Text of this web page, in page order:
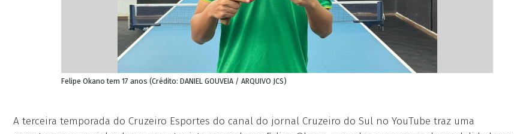
Felipe Okano tem 17 anos (Crédito: DANIEL GOUVEIA / ARQUIVO JCS)
A terceira temporada do Cruzeiro Esportes do canal do jornal Cruzeiro do Sul no YouTube traz uma